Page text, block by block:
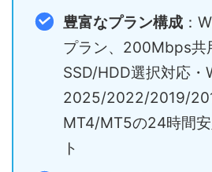
豊富なプラン構成：
プラン、200Mbps共
SSD/HDD選択対応
2025/2022/2019/
MT4/MT5の24時間
ト